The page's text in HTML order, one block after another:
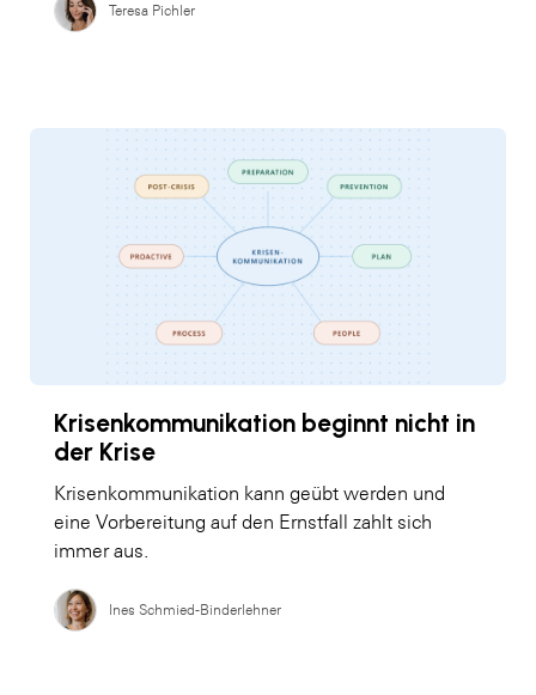
Teresa Pichler
Krisenkommunikation beginnt nicht in
der Krise
Krisenkommunikation kann geübt werden und
eine Vorbereitung auf den Ernstfall zahlt sich
immer aus.
Ines Schmied-Binderlehner